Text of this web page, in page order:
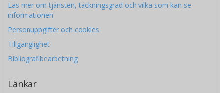
Läs mer om tjänsten, täckningsgrad och vilka som kan se
informationen
Personuppgifter och cookies
Tillgänglighet
Bibliografibearbetning
Länkar